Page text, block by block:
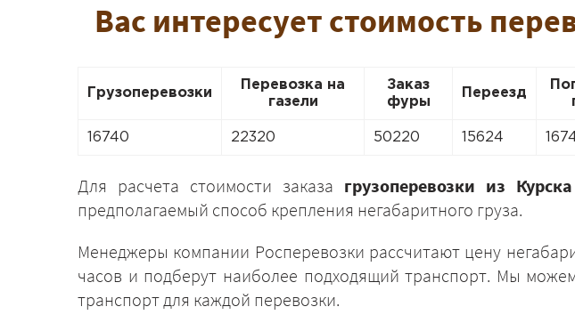
Вас интересует стоимость
Грузоперевозки
Перевозка на
газели
Заказ
фуры
Переезд
16740 22320 50220 15624
Для расчета стоимости заказа грузоперевозки из
предполагаемый способ крепления негабаритного груза.
Менеджеры компании Росперевозки рассчитают цену
часов и подберут наиболее подходящий транспорт. Мы
транспорт для каждой перевозки.